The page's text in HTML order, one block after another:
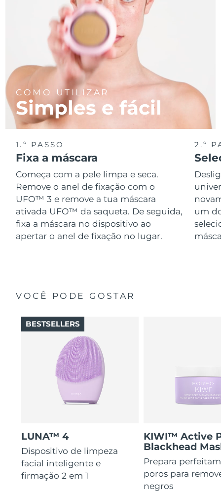
COMO UTILIZAR
Simples e fácil
1.º PASSO
Fixa a máscara
Começa com a pele limpa e seca.
Remove o anel de fixação com o
UFO™ 3 e remove a tua máscara
ativada UFO™ da saqueta. De seguida,
fixa a máscara no dispositivo ao
apertar o anel de fixação no lugar.
2.º
um
VOCÊ PODE GOSTAR
LUNA™ 4
Dispositivo de limpeza
facial inteligente e
firmação 2 em 1
BESTSELLERS
KIWI™ Active
Blackhead
Prepara
poros para
negros